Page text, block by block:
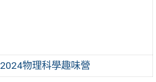
2024物理科學趣味營